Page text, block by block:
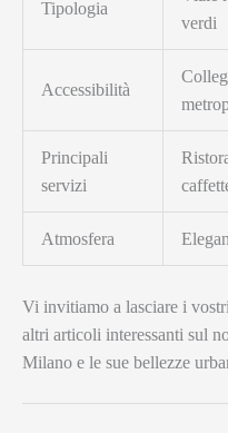
Tipologia
verdi
Accessibilità
Principali
servizi
Atmosfera
Vi invitiamo a lasciare i
altri articoli interessanti sul
Milano e le sue bellezze